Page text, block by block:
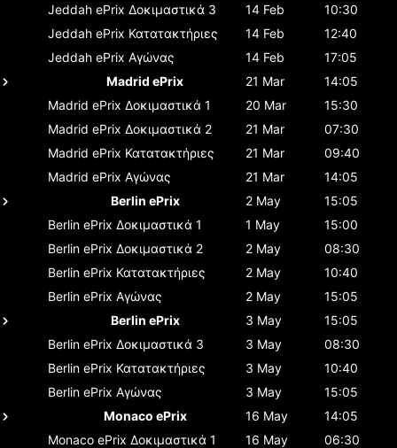
Jeddah ePrix Δοκιμαστικά 3 14 Feb
10:30
Jeddah ePrix Κατατακτήριες 14 Feb
12:40
Jeddah ePrix Αγώνας 14 Feb
17:05
Madrid ePrix
21 Mar
14:05
Madrid ePrix Δοκιμαστικά 1 20 Mar
15:30
Madrid ePrix Δοκιμαστικά 2 21 Mar
07:30
Madrid ePrix Κατατακτήριες 21 Mar
09:40
Madrid ePrix Αγώνας 21 Mar
14:05
Berlin ePrix
2 May
15:05
Berlin ePrix Δοκιμαστικά 1 1 May
15:00
Berlin ePrix Δοκιμαστικά 2 2 May
08:30
Berlin ePrix Κατατακτήριες 2 May
10:40
Berlin ePrix Αγώνας 2 May
15:05
Berlin ePrix
3 May
15:05
Berlin ePrix Δοκιμαστικά 3 3 May
08:30
Berlin ePrix Κατατακτήριες 3 May
10:40
Berlin ePrix Αγώνας 3 May
15:05
Monaco ePrix
16 May
14:05
Monaco ePrix Δοκιμαστικά 1 16 May
06:30